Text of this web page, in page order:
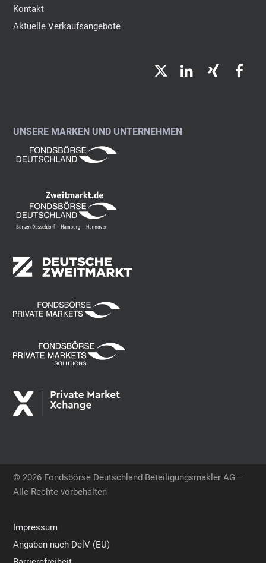
Kontakt
Aktuelle Verkaufsangebote
TwitterLinkedIn
Xing
UNSERE MARKEN UND UNTERNEHMEN
© 2026 Fondsbörse Deutschland Beteiligungsmakler AG –
Alle Rechte vorbehalten
Impressum
Angaben nach DelV (EU)